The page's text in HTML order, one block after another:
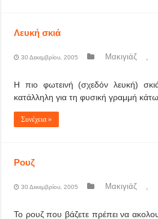
Λευκή σκιά
30 Δεκεμβρίου, 2005 Μακιγιάζ ,
Η πιο φωτεινή (σχεδόν λευκή)
κατάλληλη για τη φυσική γραμμή
Συνέχεια »
Ρουζ
30 Δεκεμβρίου, 2005 Μακιγιάζ ,
Το ρουζ που βάζετε πρέπει να